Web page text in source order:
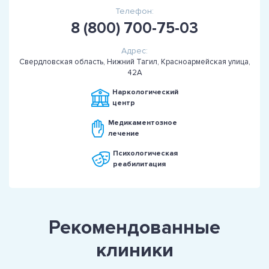
Телефон:
8 (800) 700-75-03
Адрес:
Свердловская область, Нижний Тагил, Красноармейская улица,
42А
Наркологический
центр
Медикаментозное
лечение
Психологическая
реабилитация
Рекомендованные
клиники